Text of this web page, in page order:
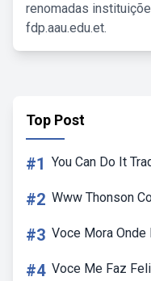
renomadas
fdp.aau.edu.et.
Top Post
#1 You Can Do It
#2 Www Thonson
#3 Voce Mora Onde
#4 Voce Me Faz